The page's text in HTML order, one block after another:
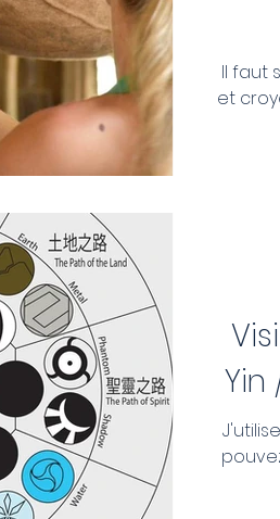
Il faut
et